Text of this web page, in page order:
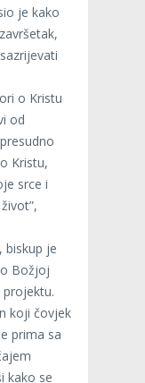
je kako
o Kristu
od
Kristu,
srce i
biskup je
Božjoj
koji čovjek
prima sa
kako se